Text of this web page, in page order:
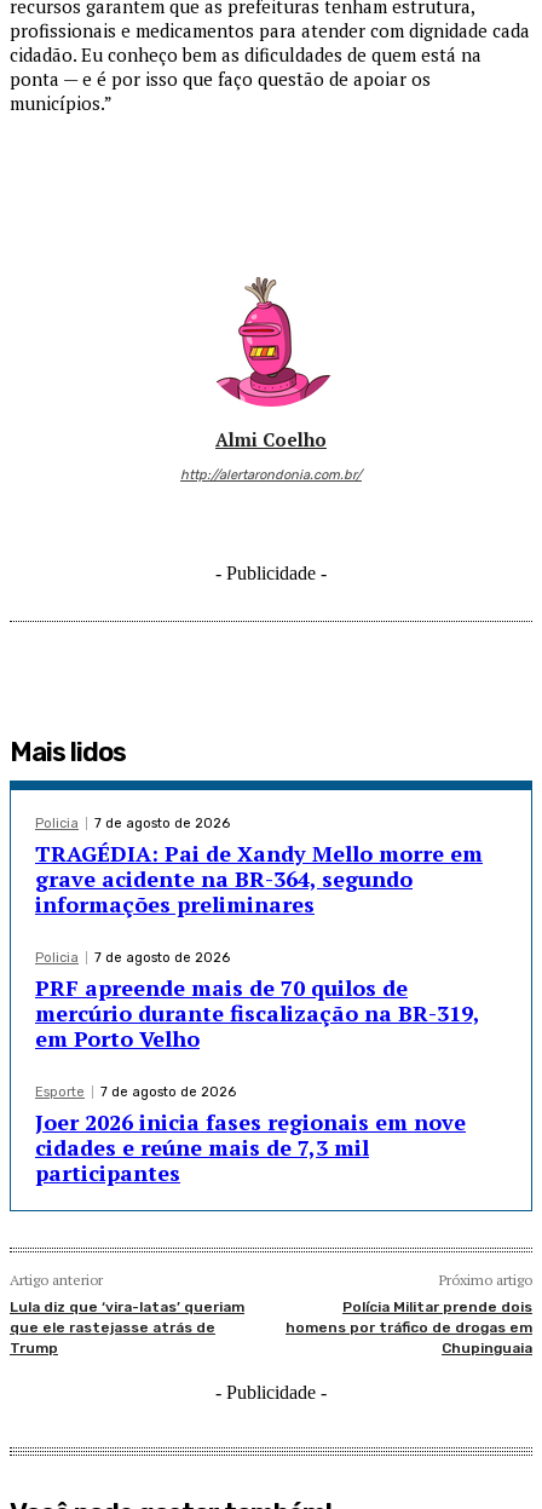
recursos garantem que as prefeituras tenham estrutura,
profissionais e medicamentos para atender com dignidade cada
cidadão. Eu conheço bem as dificuldades de quem está na
ponta — e é por isso que faço questão de apoiar os
municípios.”
Almi Coelho
http://alertarondonia.com.br/
- Publicidade -
Mais lidos
Policia 7 de agosto de 2026
TRAGÉDIA: Pai de Xandy Mello morre em
grave acidente na BR-364, segundo
informações preliminares
Policia 7 de agosto de 2026
PRF apreende mais de 70 quilos de
mercúrio durante fiscalização na BR-319,
em Porto Velho
Esporte 7 de agosto de 2026
Joer 2026 inicia fases regionais em nove
cidades e reúne mais de 7,3 mil
participantes
Artigo anterior
Lula diz que ‘vira-latas’ queriam
que ele rastejasse atrás de
Trump
Próximo artigo
Polícia Militar prende dois
homens por tráfico de drogas em
Chupinguaia
- Publicidade -